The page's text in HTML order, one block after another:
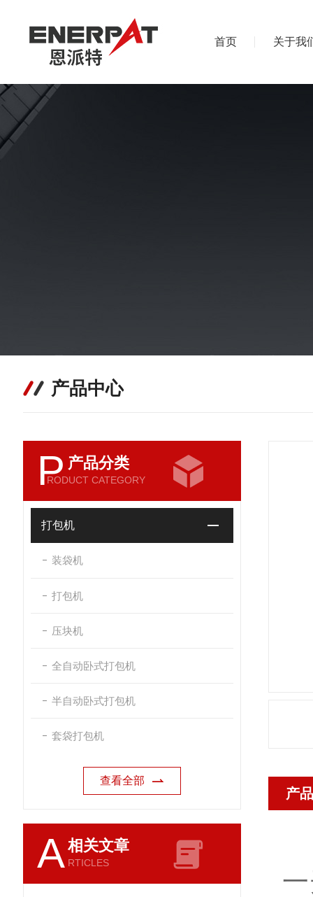
首页 关于我
产品中心
P 产品分类
RODUCT CATEGORY
打包机
装袋机
打包机
压块机
全自动卧式打包机
半自动卧式打包机
套袋打包机
查看全部
A相关文章
RTICLES
产